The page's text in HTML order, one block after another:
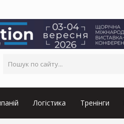
Логістика Тренінги